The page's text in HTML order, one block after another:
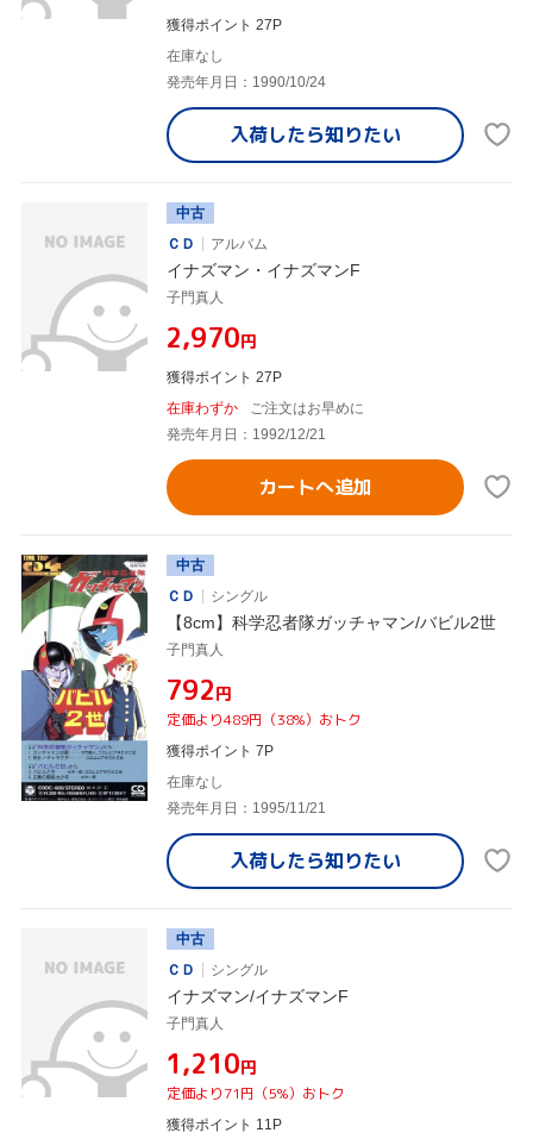
獲得ポイント 27P
在庫なし
発売年月日：1990/10/24
入荷したら知りたい
中古
ＣＤ
アルバム
イナズマン・イナズマンF
子門真人
¥2,970円
獲得ポイント 27P
在庫わずか
ご注文はお早めに
発売年月日：1992/12/21
カートへ追加
中古
ＣＤ
シングル
【8cm】科学忍者隊ガッチャマン/バビル2世
子門真人
¥792円
定価より489円（38%）おトク
獲得ポイント 7P
在庫なし
発売年月日：1995/11/21
入荷したら知りたい
中古
ＣＤ
シングル
イナズマン/イナズマンF
子門真人
¥1,210円
定価より71円（5%）おトク
獲得ポイント 11P